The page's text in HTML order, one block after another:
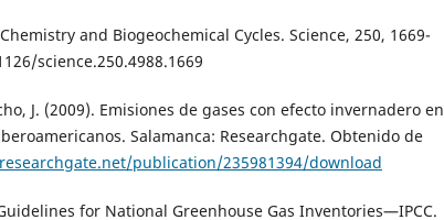
and Biogeochemical Cycles. Science, 250, 1669-
science.250.4988.1669
J. (2009). Emisiones de gases con efecto invernadero en
Salamanca: Researchgate. Obtenido de
publication/235981394/download
for National Greenhouse Gas Inventories—IPCC.